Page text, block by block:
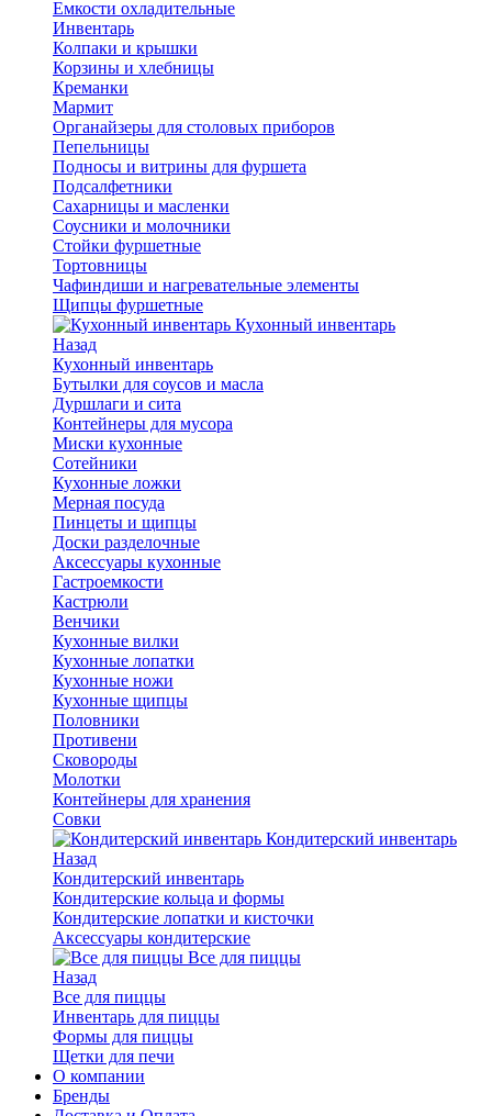
Емкости охладительные
Инвентарь
Колпаки и крышки
Корзины и хлебницы
Креманки
Мармит
Органайзеры для столовых приборов
Пепельницы
Подносы и витрины для фуршета
Подсалфетники
Сахарницы и масленки
Соусники и молочники
Стойки фуршетные
Тортовницы
Чафиндиши и нагревательные элементы
Щипцы фуршетные
Кухонный инвентарь
Назад
Кухонный инвентарь
Бутылки для соусов и масла
Дуршлаги и сита
Контейнеры для мусора
Миски кухонные
Сотейники
Кухонные ложки
Мерная посуда
Пинцеты и щипцы
Доски разделочные
Аксессуары кухонные
Гастроемкости
Кастрюли
Венчики
Кухонные вилки
Кухонные лопатки
Кухонные ножи
Кухонные щипцы
Половники
Противени
Сковороды
Молотки
Контейнеры для хранения
Совки
Кондитерский инвентарь
Назад
Кондитерский инвентарь
Кондитерские кольца и формы
Кондитерские лопатки и кисточки
Аксессуары кондитерские
Все для пиццы
Назад
Все для пиццы
Инвентарь для пиццы
Формы для пиццы
Щетки для печи
О компании
Бренды